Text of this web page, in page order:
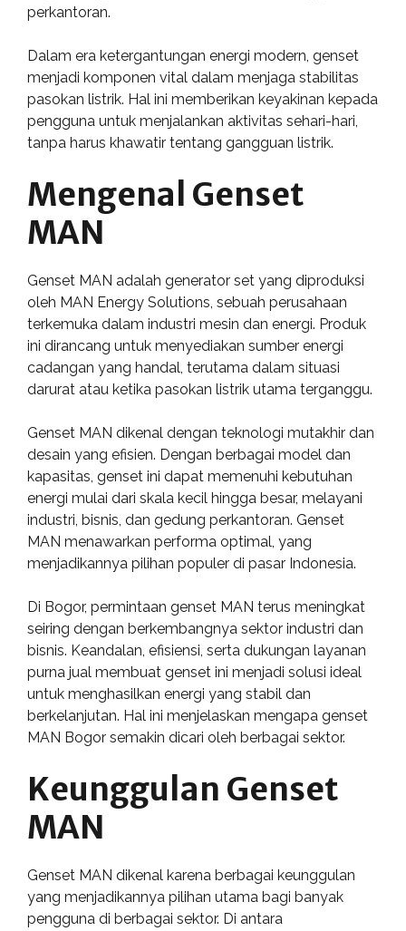
perkantoran.
Dalam era ketergantungan energi modern, genset
menjadi komponen vital dalam menjaga stabilitas
pasokan listrik. Hal ini memberikan keyakinan kepada
pengguna untuk menjalankan aktivitas sehari-hari,
tanpa harus khawatir tentang gangguan listrik.
Mengenal Genset
MAN
Genset MAN adalah generator set yang diproduksi
oleh MAN Energy Solutions, sebuah perusahaan
terkemuka dalam industri mesin dan energi. Produk
ini dirancang untuk menyediakan sumber energi
cadangan yang handal, terutama dalam situasi
darurat atau ketika pasokan listrik utama terganggu.
Genset MAN dikenal dengan teknologi mutakhir dan
desain yang efisien. Dengan berbagai model dan
kapasitas, genset ini dapat memenuhi kebutuhan
energi mulai dari skala kecil hingga besar, melayani
industri, bisnis, dan gedung perkantoran. Genset
MAN menawarkan performa optimal, yang
menjadikannya pilihan populer di pasar Indonesia.
Di Bogor, permintaan genset MAN terus meningkat
seiring dengan berkembangnya sektor industri dan
bisnis. Keandalan, efisiensi, serta dukungan layanan
purna jual membuat genset ini menjadi solusi ideal
untuk menghasilkan energi yang stabil dan
berkelanjutan. Hal ini menjelaskan mengapa genset
MAN Bogor semakin dicari oleh berbagai sektor.
Keunggulan Genset
MAN
Genset MAN dikenal karena berbagai keunggulan
yang menjadikannya pilihan utama bagi banyak
pengguna di berbagai sektor. Di antara